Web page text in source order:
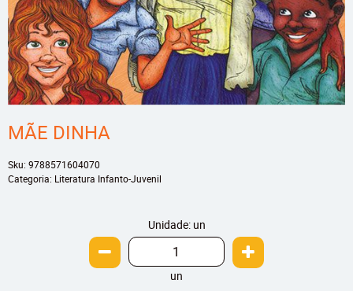
MÃE DINHA
Sku: 9788571604070
Categoria: Literatura Infanto-Juvenil
Unidade: un
un